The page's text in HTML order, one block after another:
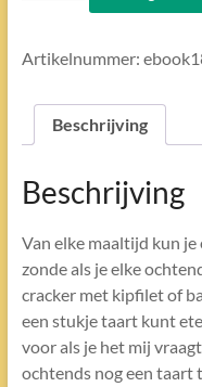
book
ontbijten
aantal
Artikelnummer:
Beschrijving
Beschrijving
Van elke maaltijd kun je
zonde als je elke
cracker met kipfilet of
een stukje taart kunt
voor als je het mij
ochtends nog een taart